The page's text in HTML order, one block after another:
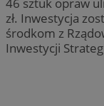
zł. Inwestycja
środkom z
Inwestycji